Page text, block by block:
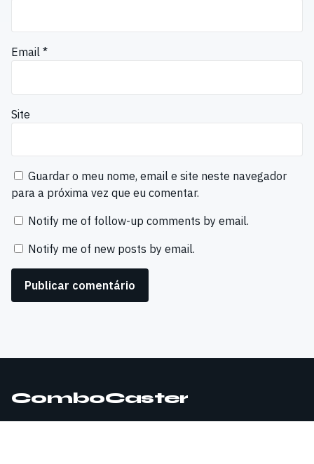
Email *
Site
Guardar o meu nome, email e site neste navegador
para a próxima vez que eu comentar.
Notify me of follow-up comments by email.
Notify me of new posts by email.
ComboCaster